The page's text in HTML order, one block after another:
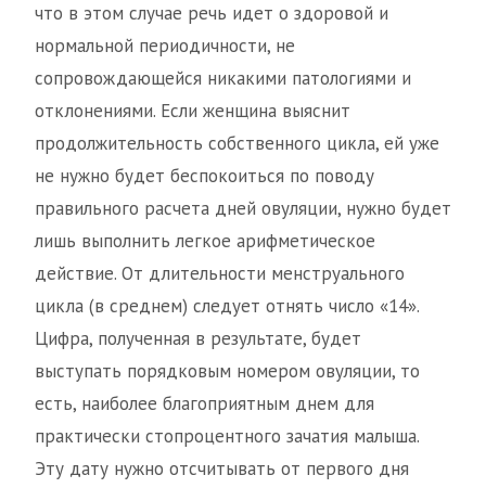
что в этом случае речь идет о здоровой и
нормальной периодичности, не
сопровождающейся никакими патологиями и
отклонениями. Если женщина выяснит
продолжительность собственного цикла, ей уже
не нужно будет беспокоиться по поводу
правильного расчета дней овуляции, нужно будет
лишь выполнить легкое арифметическое
действие. От длительности менструального
цикла (в среднем) следует отнять число «14».
Цифра, полученная в результате, будет
выступать порядковым номером овуляции, то
есть, наиболее благоприятным днем для
практически стопроцентного зачатия малыша.
Эту дату нужно отсчитывать от первого дня